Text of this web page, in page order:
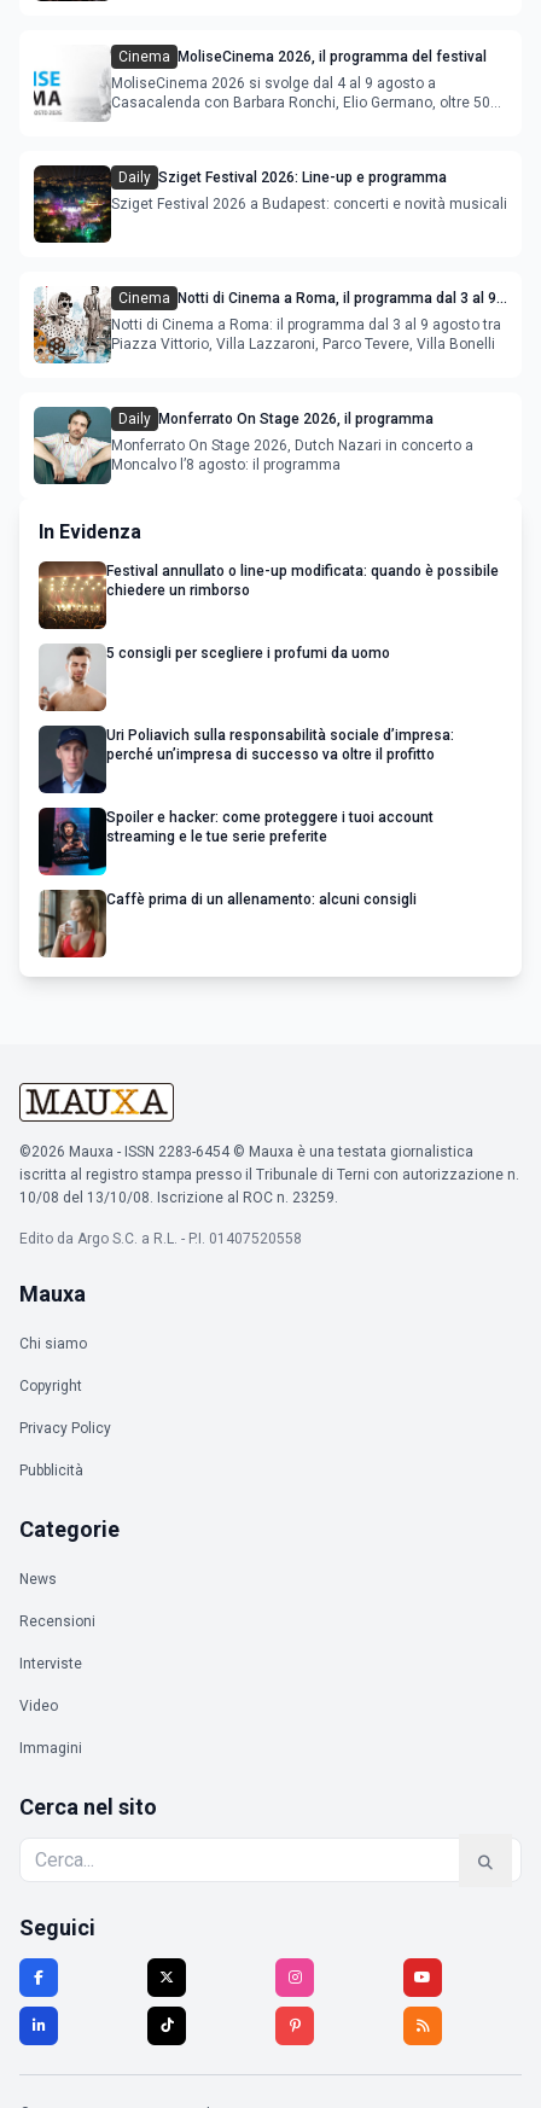
Cinema
MoliseCinema 2026, il programma del festival
MoliseCinema 2026 si svolge dal 4 al 9 agosto a
Casacalenda con Barbara Ronchi, Elio Germano, oltre 50
Daily Sziget Festival 2026: Line-up e programma
Sziget Festival 2026 a Budapest: concerti e novità musicali
Cinema
Notti di Cinema a Roma, il programma dal 3 al 9
agosto
Notti di Cinema a Roma: il programma dal 3 al 9 agosto tra
Piazza Vittorio, Villa Lazzaroni, Parco Tevere, Villa Bonelli
Daily Monferrato On Stage 2026, il programma
Monferrato On Stage 2026, Dutch Nazari in concerto a
Moncalvo l’8 agosto: il programma
In Evidenza
Festival annullato o line-up modificata: quando è possibile
chiedere un rimborso
5 consigli per scegliere i profumi da uomo
Uri Poliavich sulla responsabilità sociale d’impresa:
perché un’impresa di successo va oltre il profitto
Spoiler e hacker: come proteggere i tuoi account
streaming e le tue serie preferite
Caffè prima di un allenamento: alcuni consigli
©2026 Mauxa - ISSN 2283-6454 © Mauxa è una testata giornalistica
iscritta al registro stampa presso il Tribunale di Terni con autorizzazione n.
10/08 del 13/10/08. Iscrizione al ROC n. 23259.
Edito da Argo S.C. a R.L. - P.I. 01407520558
Mauxa
Chi siamo
Copyright
Privacy Policy
Pubblicità
Categorie
News
Recensioni
Interviste
Video
Immagini
Cerca nel sito
Seguici